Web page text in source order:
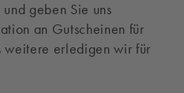
geben Sie uns
an Gutscheinen für
weitere erledigen wir für